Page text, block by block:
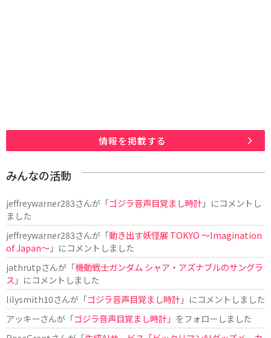
情報を掲載する
みんなの活動
jeffreywarner283さんが「ゴジラ音声目覚まし時計」にコメントし
ました
jeffreywarner283さんが「動き出す妖怪展 TOKYO 〜Imagination
of Japan〜」にコメントしました
jathrutpさんが「機動戦士ガンダム シャア・アズナブルのサングラ
ス 」にコメントしました
lilysmith10さんが「ゴジラ音声目覚まし時計」にコメントしました
アッキーさんが「ゴジラ音声目覚まし時計」をフォローしました